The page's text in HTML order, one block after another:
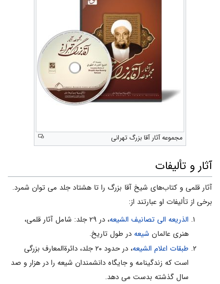
مجموعه آثار آقا بزرگ تهرانی
آثار و تألیفات
آثار قلمی و کتاب‌های شیخ آقا بزرگ را تا هشتاد جلد می توان شمرد.
برخی از تألیفات او عبارتند از:
الذریعه الی تصانیف الشیعه
، در ۲۹ جلد: شامل آثار قلمی،
هنری عالمان شیعهدر طول تاریخ.
طبقات اعلام الشیعه
، در حدود ۲۰ جلد، دائرةالمعارف بزرگی
است که زندگینامه و جایگاه دانشمندان شیعه را در هزار و صد
سال گذشته بدست می دهد.